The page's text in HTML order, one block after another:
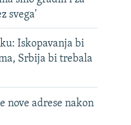
svega'
Iskopavanja bi
Srbija bi trebala
nove adrese nakon